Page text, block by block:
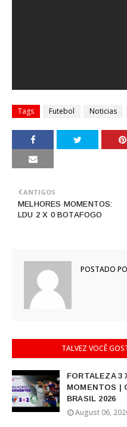
Tags Futebol Noticias
ANTIGOS
MELHORES MOMENTOS:
LDU 2 X 0 BOTAFOGO
POSTADO
TALVEZ VOCÊ
FORTALEZA 3
MOMENTOS |
BRASIL 2026
August 06,